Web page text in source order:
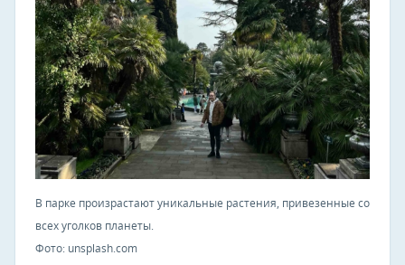
В парке произрастают уникальные растения, привезенные со
всех уголков планеты.
Фото: unsplash.com